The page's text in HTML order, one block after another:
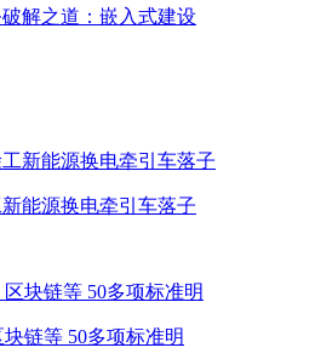
解之道：嵌入式建设
能源换电牵引车落子
链等 50多项标准明